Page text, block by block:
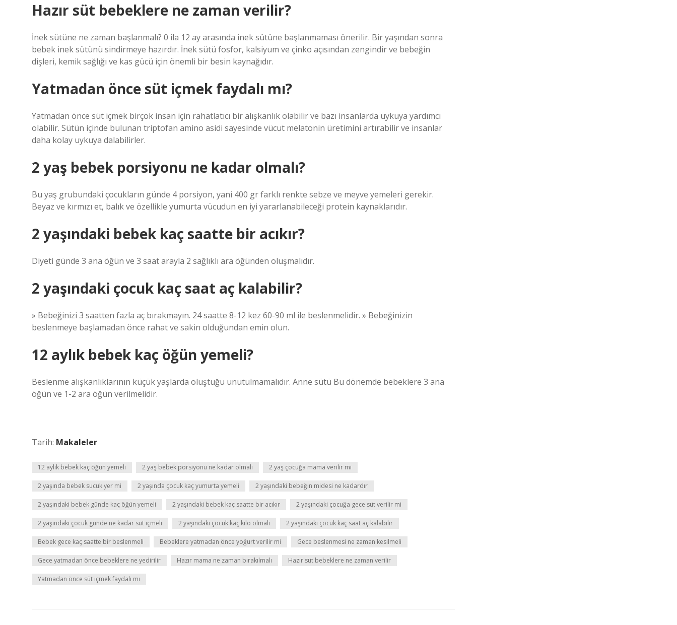
Hazır süt bebeklere ne zaman verilir?
İnek sütüne ne zaman başlanmalı? 0 ila 12 ay arasında inek sütüne başlanmaması önerilir. Bir yaşından sonra
bebek inek sütünü sindirmeye hazırdır. İnek sütü fosfor, kalsiyum ve çinko açısından zengindir ve bebeğin
dişleri, kemik sağlığı ve kas gücü için önemli bir besin kaynağıdır.
Yatmadan önce süt içmek faydalı mı?
Yatmadan önce süt içmek birçok insan için rahatlatıcı bir alışkanlık olabilir ve bazı insanlarda uykuya yardımcı
olabilir. Sütün içinde bulunan triptofan amino asidi sayesinde vücut melatonin üretimini artırabilir ve insanlar
daha kolay uykuya dalabilirler.
2 yaş bebek porsiyonu ne kadar olmalı?
Bu yaş grubundaki çocukların günde 4 porsiyon, yani 400 gr farklı renkte sebze ve meyve yemeleri gerekir.
Beyaz ve kırmızı et, balık ve özellikle yumurta vücudun en iyi yararlanabileceği protein kaynaklarıdır.
2 yaşındaki bebek kaç saatte bir acıkır?
Diyeti günde 3 ana öğün ve 3 saat arayla 2 sağlıklı ara öğünden oluşmalıdır.
2 yaşındaki çocuk kaç saat aç kalabilir?
» Bebeğinizi 3 saatten fazla aç bırakmayın. 24 saatte 8-12 kez 60-90 ml ile beslenmelidir. » Bebeğinizin
beslenmeye başlamadan önce rahat ve sakin olduğundan emin olun.
12 aylık bebek kaç öğün yemeli?
Beslenme alışkanlıklarının küçük yaşlarda oluştuğu unutulmamalıdır. Anne sütü Bu dönemde bebeklere 3 ana
öğün ve 1-2 ara öğün verilmelidir.
Tarih: Makaleler
12 aylık bebek kaç öğün yemeli 2 yaş bebek porsiyonu ne kadar olmalı 2 yaş çocuğa mama verilir mi
2 yaşında bebek sucuk yer mi 2 yaşında çocuk kaç yumurta yemeli 2 yaşındaki bebeğin midesi ne kadardır
2 yaşındaki bebek günde kaç öğün yemeli 2 yaşındaki bebek kaç saatte bir acıkır 2 yaşındaki çocuğa gece süt verilir mi
2 yaşındaki çocuk günde ne kadar süt içmeli 2 yaşındaki çocuk kaç kilo olmalı 2 yaşındaki çocuk kaç saat aç kalabilir
Bebek gece kaç saatte bir beslenmeli Bebeklere yatmadan önce yoğurt verilir mi Gece beslenmesi ne zaman kesilmeli
Gece yatmadan önce bebeklere ne yedirilir Hazır mama ne zaman bırakılmalı Hazır süt bebeklere ne zaman verilir
Yatmadan önce süt içmek faydalı mı